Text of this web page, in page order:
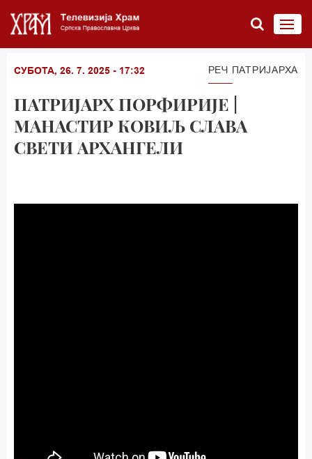
СУБОТА, 26. 7. 2025 - 17:32 РЕЧ ПАТРИЈАРХА
ПАТРИЈАРХ ПОРФИРИЈЕ |
МАНАСТИР КОВИЉ СЛАВА
СВЕТИ АРХАНГЕЛИ